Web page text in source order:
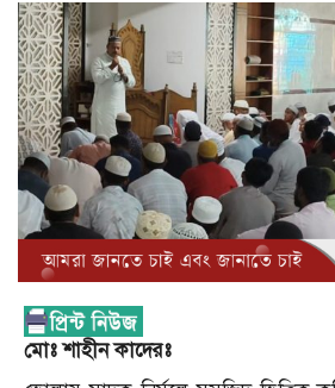
মোঃ শাহীন কাদেরঃ